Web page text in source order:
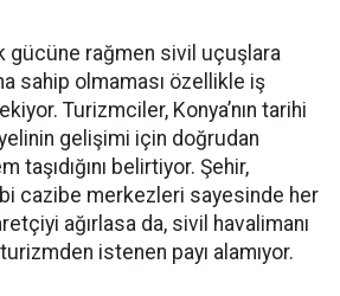
gücüne rağmen sivil uçuşlara
sahip olmaması özellikle iş
Turizmciler, Konya’nın tarihi
gelişimi için doğrudan
taşıdığını belirtiyor. Şehir,
cazibe merkezleri sayesinde her
ağırlasa da, sivil havalimanı
istenen payı alamıyor.